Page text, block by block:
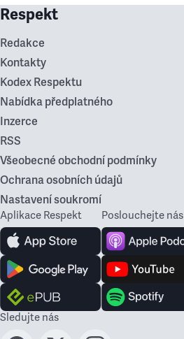
Respekt
Redakce
Kontakty
Kodex Respektu
Nabídka předplatného
Inzerce
RSS
Všeobecné obchodní podmínky
Ochrana osobních údajů
Nastavení soukromí
Aplikace Respekt Poslouchejte nás
Sledujte nás